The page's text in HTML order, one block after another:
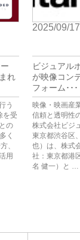
れ
う
を受
の
く
、
用
2025/09/17
ビジュアル
が映像コン
フォーム･･･
映像・映画産
信頼と透明性
株式会社ビジ
東京都渋谷区
也）は、株式
社：東京都港
名 健一）と …